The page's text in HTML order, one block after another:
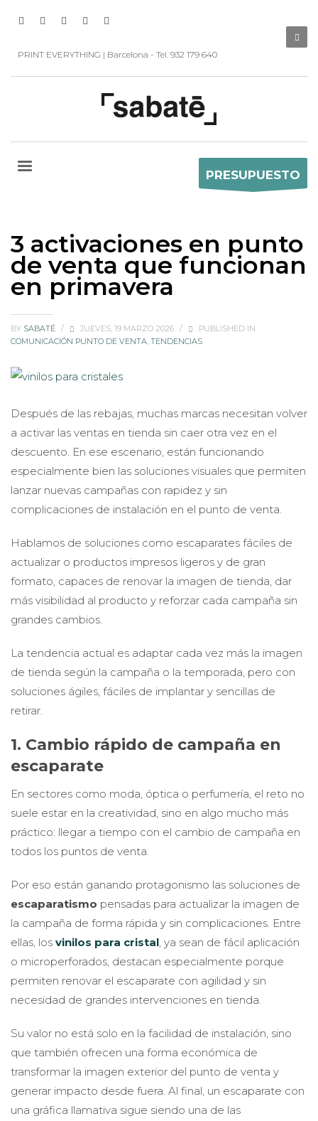
PRINT EVERYTHING | Barcelona - Tel. 932 179 640
PRESUPUESTO
3 activaciones en punto
de venta que funcionan
en primavera
BY SABATÉ / JUEVES, 19 MARZO 2026 /
PUBLISHED IN
COMUNICACIÓN PUNTO DE VENTA, TENDENCIAS
Después de las rebajas, muchas marcas necesitan volver
a activar las ventas en tienda sin caer otra vez en el
descuento. En ese escenario, están funcionando
especialmente bien las soluciones visuales que permiten
lanzar nuevas campañas con rapidez y sin
complicaciones de instalación en el punto de venta.
Hablamos de soluciones como escaparates fáciles de
actualizar o productos impresos ligeros y de gran
formato, capaces de renovar la imagen de tienda, dar
más visibilidad al producto y reforzar cada campaña sin
grandes cambios.
La tendencia actual es adaptar cada vez más la imagen
de tienda según la campaña o la temporada, pero con
soluciones ágiles, fáciles de implantar y sencillas de
retirar.
1. Cambio rápido de campaña en
escaparate
En sectores como moda, óptica o perfumería, el reto no
suele estar en la creatividad, sino en algo mucho más
práctico: llegar a tiempo con el cambio de campaña en
todos los puntos de venta.
Por eso están ganando protagonismo las soluciones de
escaparatismo pensadas para actualizar la imagen de
la campaña de forma rápida y sin complicaciones. Entre
ellas, los vinilos para cristal , ya sean de fácil aplicación
o microperforados, destacan especialmente porque
permiten renovar el escaparate con agilidad y sin
necesidad de grandes intervenciones en tienda.
Su valor no está solo en la facilidad de instalación, sino
que también ofrecen una forma económica de
transformar la imagen exterior del punto de venta y
generar impacto desde fuera. Al final, un escaparate con
una gráfica llamativa sigue siendo una de las